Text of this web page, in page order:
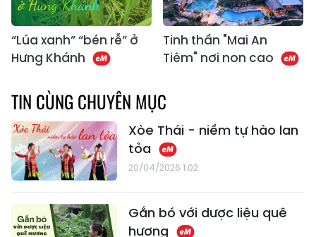
“Lúa xanh” “bén rễ” ở
Hưng Khánh
Tinh thần "Mai An
Tiêm" nơi non cao
TIN CÙNG CHUYÊN MỤC
Xòe Thái - niềm tự hào lan
tỏa
20/04/2026 1:02
Gắn bó với dược liệu quê
hương